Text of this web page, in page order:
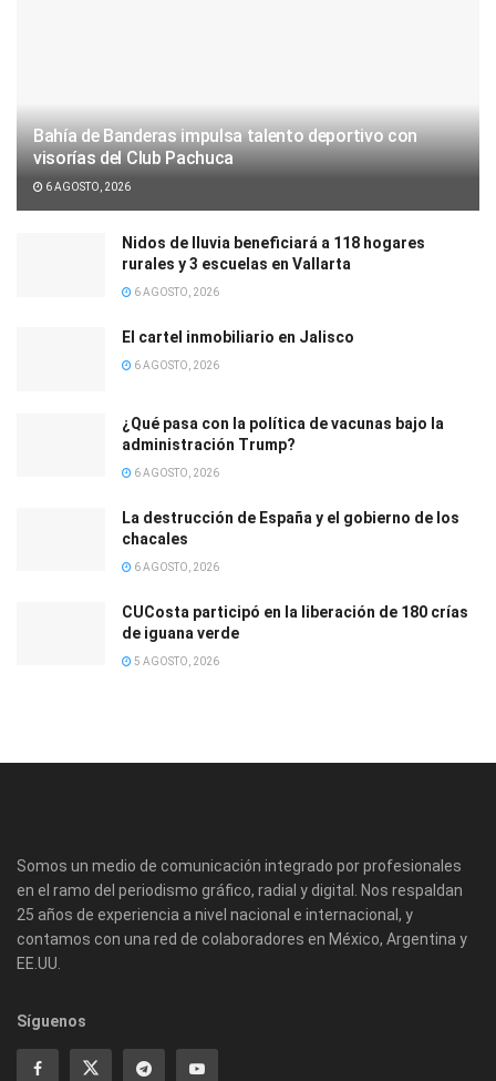
Bahía de Banderas impulsa talento deportivo con
visorías del Club Pachuca
6 AGOSTO, 2026
Nidos de lluvia beneficiará a 118 hogares
rurales y 3 escuelas en Vallarta
6 AGOSTO, 2026
El cartel inmobiliario en Jalisco
6 AGOSTO, 2026
¿Qué pasa con la política de vacunas bajo la
administración Trump?
6 AGOSTO, 2026
La destrucción de España y el gobierno de los
chacales
6 AGOSTO, 2026
CUCosta participó en la liberación de 180 crías
de iguana verde
5 AGOSTO, 2026
Somos un medio de comunicación integrado por profesionales
en el ramo del periodismo gráfico, radial y digital. Nos respaldan
25 años de experiencia a nivel nacional e internacional, y
contamos con una red de colaboradores en México, Argentina y
EE.UU.
Síguenos